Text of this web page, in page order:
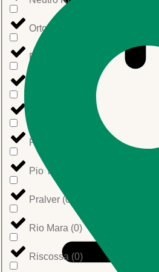
Ortomio
Pavesi
Pinna
Pio Tosini
Pralver (0
Rio Mara (0)
Riscossa (0)